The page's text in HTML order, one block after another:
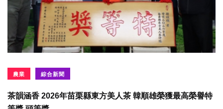
農業 綜合新聞
茶韻涵香 2026年苗栗縣東方美人茶 韓順雄榮獲最高榮譽特